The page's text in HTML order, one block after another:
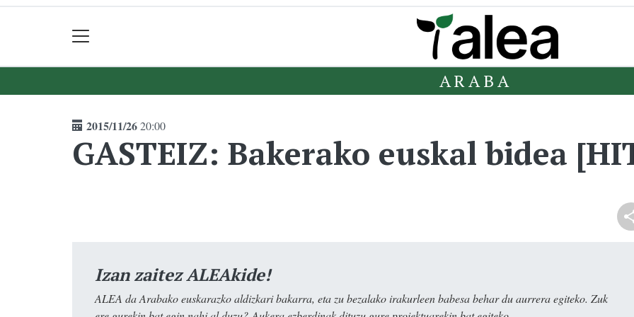
ARABA
2015/11/2620:00
GASTEIZ: Bakerako euskal bidea
Izan zaitez ALEAkide!
ALEA da Arabako euskarazko aldizkari bakarra, eta zu bezalako irakurleen babesa behar du aurrera egiteko. Zuk